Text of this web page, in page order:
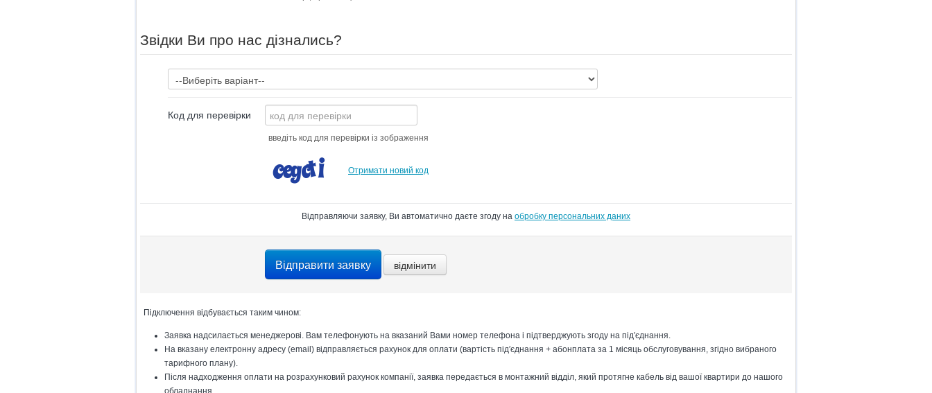
Звідки Ви про нас дізнались?
Код для перевірки
введіть код для перевірки із зображення
Отримати новий код
Відправляючи заявку, Ви автоматично даєте згоду на обробку персональних даних
Підключення відбувається таким чином:
Заявка надсилається менеджерові. Вам телефонують на вказаний Вами номер телефона і підтверджують згоду на під′єднання.
На вказану електронну адресу (email) відправляється рахунок для оплати (вартість під′єднання + абонплата за 1 місяць обслуговування, згідно вибраного
тарифного плану).
Після надходження оплати на розрахунковий рахунок компанії, заявка передається в монтажний відділ, який протягне кабель від вашої квартири до нашого
обладнання.